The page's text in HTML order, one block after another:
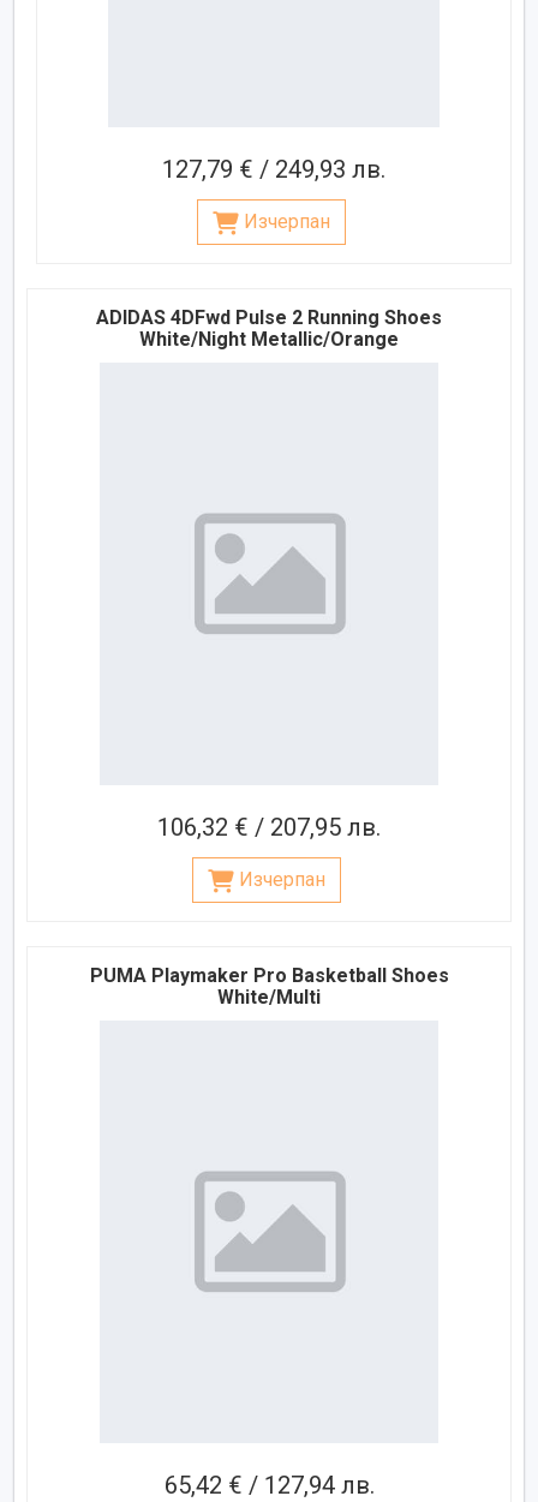
127,79 € / 249,93 лв.
Изчерпан
ADIDAS 4DFwd Pulse 2 Running Shoes
White/Night Metallic/Orange
106,32 € / 207,95 лв.
Изчерпан
PUMA Playmaker Pro Basketball Shoes
White/Multi
65,42 € / 127,94 лв.